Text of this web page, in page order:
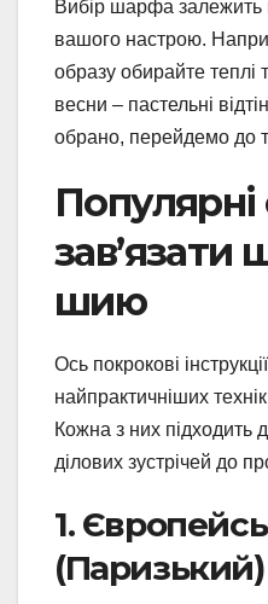
Вибір шарфа залежить
вашого настрою.
образу обирайте теплі
весни – пастельні
обрано, перейдемо до
зав’язати
шию
Ось покрокові
найпрактичніших
Кожна з них підходить
ділових зустрічей до
1.
(Паризький)